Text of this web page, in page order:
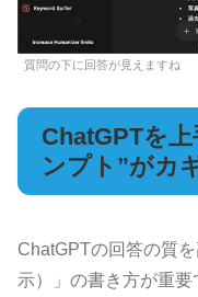
質問の下に回答が見えますね
ChatGPTを
ンプト”がカ
ChatGPTの回答の質
示）」の書き方が重要